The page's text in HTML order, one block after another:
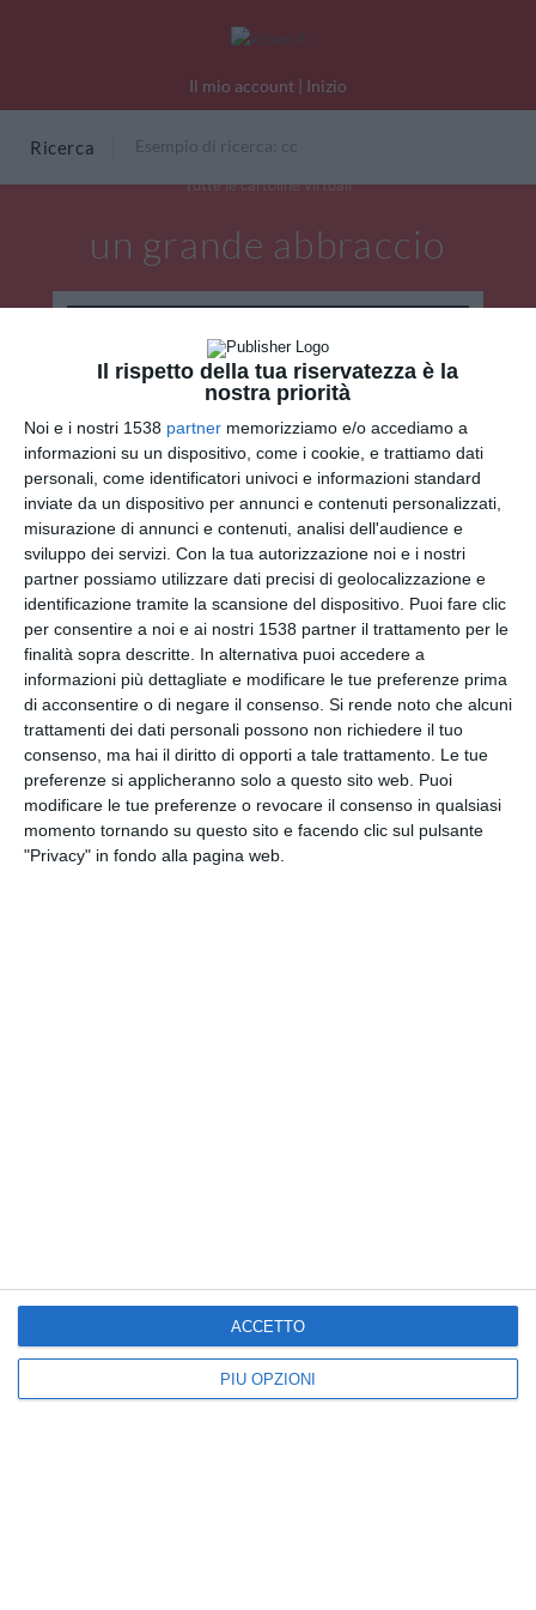
Il rispetto della tua riservatezza è la
nostra priorità
Noi e i nostri 1538 partner memorizziamo e/o accediamo a
informazioni su un dispositivo, come i cookie, e trattiamo dati
personali, come identificatori univoci e informazioni standard
inviate da un dispositivo per annunci e contenuti personalizzati,
misurazione di annunci e contenuti, analisi dell'audience e
sviluppo dei servizi. Con la tua autorizzazione noi e i nostri
partner possiamo utilizzare dati precisi di geolocalizzazione e
identificazione tramite la scansione del dispositivo. Puoi fare clic
per consentire a noi e ai nostri 1538 partner il trattamento per le
finalità sopra descritte. In alternativa puoi accedere a
informazioni più dettagliate e modificare le tue preferenze prima
di acconsentire o di negare il consenso. Si rende noto che alcuni
trattamenti dei dati personali possono non richiedere il tuo
consenso, ma hai il diritto di opporti a tale trattamento. Le tue
preferenze si applicheranno solo a questo sito web. Puoi
modificare le tue preferenze o revocare il consenso in qualsiasi
momento tornando su questo sito e facendo clic sul pulsante
"Privacy" in fondo alla pagina web.
PIÙ OPZIONI
ACCETTO
Il mio account | Inizio
Ricerca
Tutte le cartoline virtuali
un grande abbraccio
INVIA QUESTA CARTOLINA
via Email(GRATUITO)
CONDIVIDI QUESTA
CARTOLINA
Facebook, Twitter, WhatsApp, ...
VEDI ALTRE CARTOLINE DI
Cartoline per dirti
Cartoline Buongiorno